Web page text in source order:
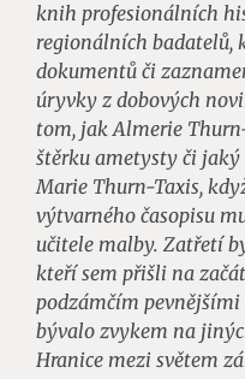
knih profesionálních
regionálních badatelů,
dokumentů či
úryvky z dobových
tom, jak Almerie
štěrku ametysty či jaký
Marie Thurn-Taxis,
výtvarného časopisu
učitele malby. Zatřetí
kteří sem přišli na
podzámčím
bývalo zvykem na
Hranice mezi světem